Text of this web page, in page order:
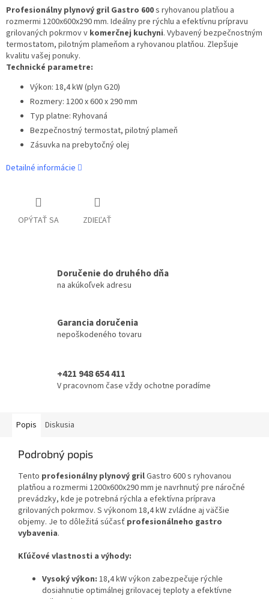
Profesionálny plynový gril Gastro 600s ryhovanou platňou a
rozmermi 1200x600x290 mm. Ideálny pre rýchlu a efektívnu prípravu
grilovaných pokrmov v komerčnej kuchyni. Vybavený bezpečnostným
termostatom, pilotným plameňom a ryhovanou platňou. Zlepšuje
kvalitu vašej ponuky.
Technické parametre:
Výkon: 18,4 kW (plyn G20)
Rozmery: 1200 x 600 x 290 mm
Typ platne: Ryhovaná
Bezpečnostný termostat, pilotný plameň
Zásuvka na prebytočný olej
Detailné informácie
OPÝTAŤ SA ZDIEĽAŤ
Doručenie do druhého dňa
na akúkoľvek adresu
Garancia doručenia
nepoškodeného tovaru
+421 948 654 411
V pracovnom čase vždy ochotne poradíme
Popis Diskusia
Podrobný popis
Tento profesionálny plynový grilGastro 600 s ryhovanou
platňou a rozmermi 1200x600x290 mm je navrhnutý pre náročné
prevádzky, kde je potrebná rýchla a efektívna príprava
grilovaných pokrmov. S výkonom 18,4 kW zvládne aj väčšie
objemy. Je to dôležitá súčasť profesionálneho gastro
vybavenia.
Kľúčové vlastnosti a výhody:
Vysoký výkon: 18,4 kW výkon zabezpečuje rýchle
dosiahnutie optimálnej grilovacej teploty a efektívne